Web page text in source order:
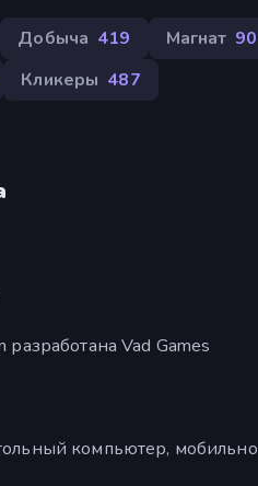
Добыча 419 Магнат 90
Кликеры 487
разработана Vad Games
компьютер,